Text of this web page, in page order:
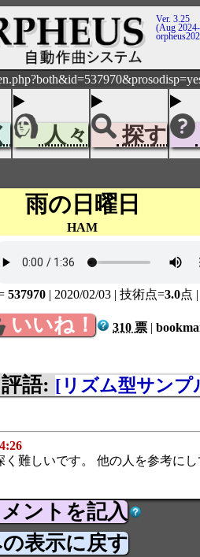
Ver. 3.25
(Aug
人々 探す
雨の日曜日
HAM
537970 | 2020/02/03 | 技術点=3.0点
いいね！ 310 票 |
評語: [リズム型サンプ
難しいです。 他の人を参考に
ントを記入
表示に戻す